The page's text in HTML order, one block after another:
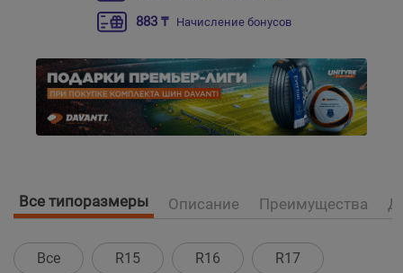
883 ₸ Начисление бонусов
Все типоразмеры Описание Преимущества
Все R15 R16
R17